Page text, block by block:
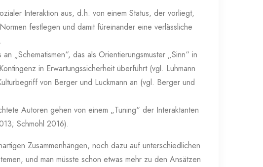
Interaktion aus, d.h. von einem Status, der vorliegt,
festlegen und damit füreinander eine verlässliche
„Schematismen“, das als Orientierungsmuster „Sinn“ in
in Erwartungssicherheit überführt (vgl. Luhmann
von Berger und Luckmann an (vgl. Berger und
Autoren gehen von einem „Tuning“ der Interaktanten
Schmohl 2016).
Zusammenhängen, noch dazu auf unterschiedlichen
und man müsste schon etwas mehr zu den Ansätzen